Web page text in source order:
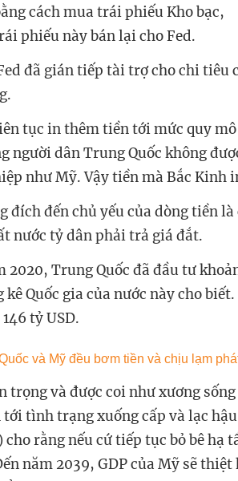
cách mua trái phiếu Kho bạc,
phiếu này bán lại cho Fed.
đã gián tiếp tài trợ cho chi tiêu
tục in thêm tiền tới mức quy
người dân Trung Quốc không
như Mỹ. Vậy tiền mà Bắc Kinh
đích đến chủ yếu của dòng tiền
nước tỷ dân phải trả giá đắt.
2020, Trung Quốc đã đầu tư
kê Quốc gia của nước này cho
tỷ USD.
trọng và được coi như xương
tình trạng xuống cấp và lạc
cho rằng nếu cứ tiếp tục bỏ bê hạ
năm 2039, GDP của Mỹ sẽ